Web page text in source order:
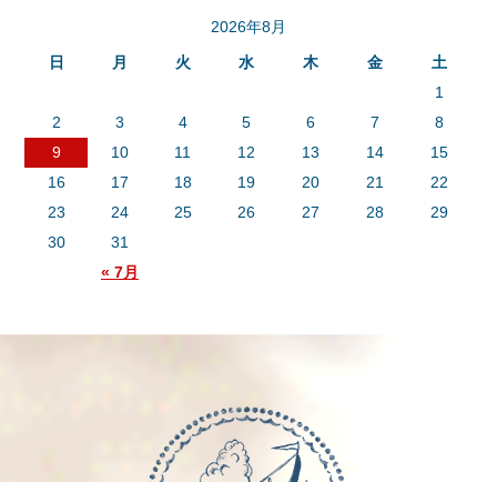
2026年8月
日
月 火 水 木 金 土
« 7月
1
2
3 4 5 6 7
8
9
10 11 12 13 14
15
16
17 18 19 20 21
22
23
24 25 26 27 28
29
30
31